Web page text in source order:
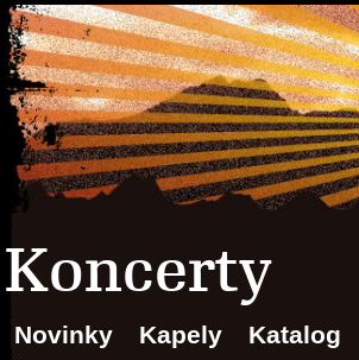
Koncerty
Novinky Kapely Katalog